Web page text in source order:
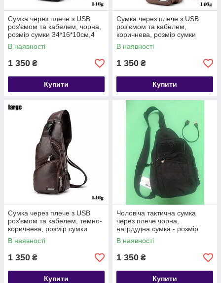
Сумка через плече з USB
роз'ємом та кабелем, чорна,
розмір сумки 34*16*10см,4
кишені, чоловіча сумка,
жіноча сумка
В наявності
1 350 ₴
Купити
Сумка через плече з USB
роз'ємом та кабелем,
коричнева, розмір сумки
34*16*10см,4 кишені,
чоловіча сумка, жіноча сумка
В наявності
1 350 ₴
Купити
Сумка через плече з USB
роз'ємом та кабелем, темно-
коричнева, розмір сумки
34*16*10см,4 кишені,
чоловіча сумка, жіноча сумка
В наявності
1 350 ₴
Купити
Чоловіча тактична сумка
через плече чорна,
нагрдудна сумка - розмір
сумки 35*21см, 3 кишені з
USB шнуром в комплеті
В наявності
1 350 ₴
Купити